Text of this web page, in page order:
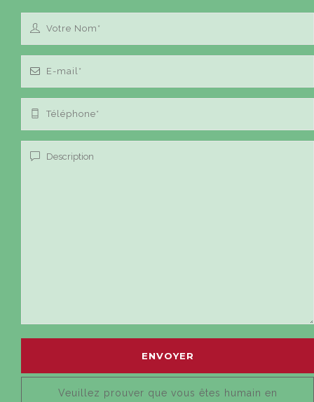
Veuillez prouver que vous êtes humain en